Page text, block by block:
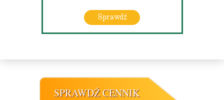
Sprawdź
SPRAWDŹ CENNIK